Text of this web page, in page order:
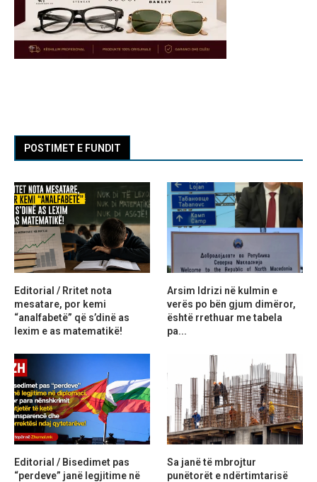
POSTIMET E FUNDIT
Editorial / Rritet nota
mesatare, por kemi
“analfabetë” që s’dinë as
lexim e as matematikë!
Arsim Idrizi në kulmin e
verës po bën gjum dimëror,
është rrethuar me tabela
pa...
Editorial / Bisedimet pas
“perdeve” janë legjitime në
Sa janë të mbrojtur
punëtorët e ndërtimtarisë